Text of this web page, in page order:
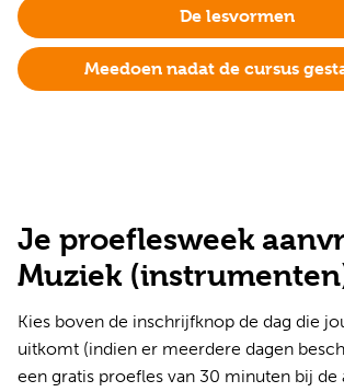
De lesvormen
Meedoen nadat de cursus
Je proeflesweek
Muziek
Kies boven de inschrijfknop de dag die
uitkomt (indien er meerdere dagen
een gratis proefles van 30 minuten bij de